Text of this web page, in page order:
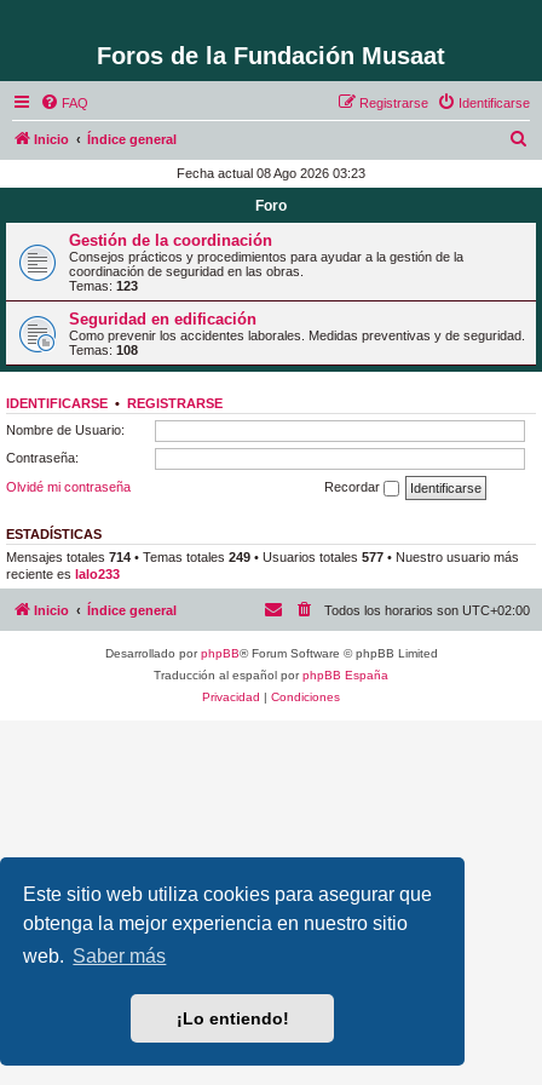
Este sitio web utiliza cookies para asegurar que
obtenga la mejor experiencia en nuestro sitio
web. Saber más
¡Lo entiendo!
Foros de la Fundación Musaat
FAQ Identificarse
Registrarse
Inicio Índice general
c
Fecha actual 08 Ago 2026 03:23
Foro
Gestión de la coordinación
Consejos prácticos y procedimientos para ayudar a la gestión de la
coordinación de seguridad en las obras.
Temas: 123
Seguridad en edificación
Como prevenir los accidentes laborales. Medidas preventivas y de seguridad.
Temas: 108
IDENTIFICARSE • REGISTRARSE
Nombre de Usuario:
Contraseña:
Olvidé mi contraseña
Recordar
ESTADÍSTICAS
Mensajes totales 714 • Temas totales 249 • Usuarios totales 577 • Nuestro usuario más
reciente es lalo233
Inicio Índice general Todos los horarios son UTC+02:00
Desarrollado porphpBB® Forum Software © phpBB Limited
Traducción al español porphpBB España
Privacidad | Condiciones